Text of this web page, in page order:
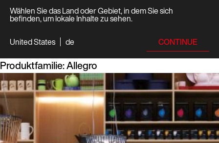
Wählen Sie das Land oder Gebiet, in dem Sie sich
befinden, um lokale Inhalte zu sehen.
United States
de CONTINUE
Produktfamilie:Allegro